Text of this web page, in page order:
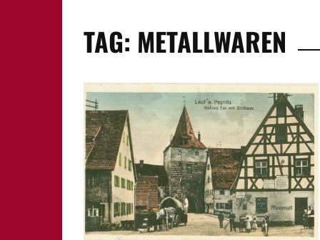
BAMBERG
FÜRTH
LAUF A.D. PEGNITZ
NEUMARKT I.D.OPF.
NÜRNBERG
PEGNITZ
16.-18. JAHRHUNDERT
20.-21. JAHRHUNDERT
TAG: METALLWAREN